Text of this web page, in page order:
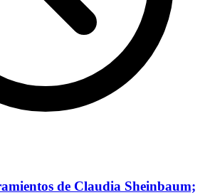
de Claudia Sheinbaum;